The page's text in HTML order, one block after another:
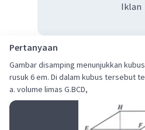
Iklan
Pertanyaan
Gambar disamping menunjukkan kubus
rusuk 6 em. Di dalam kubus tersebut
a. volume limas G.BCD,